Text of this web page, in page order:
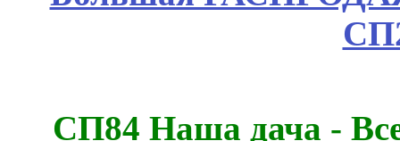
СП84 Наша дача -